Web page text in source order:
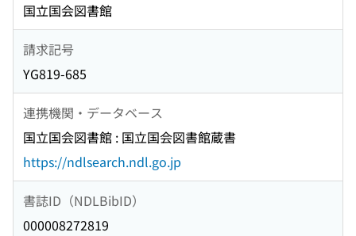
国立国会図書館
請求記号
YG819-685
連携機関・データベース
国立国会図書館 : 国立国会図書館蔵書
https://ndlsearch.ndl.go.jp
書誌ID（NDLBibID）
000008272819